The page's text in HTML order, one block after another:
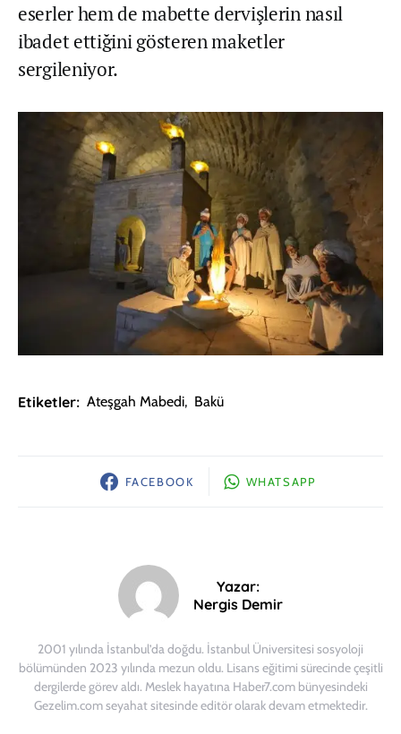
eserler hem de mabette dervişlerin nasıl
ibadet ettiğini gösteren maketler
sergileniyor.
Etiketler: Ateşgah Mabedi, Bakü
FACEBOOK WHATSAPP
Yazar:
Nergis Demir
2001 yılında İstanbul’da doğdu. İstanbul Üniversitesi sosyoloji
bölümünden 2023 yılında mezun oldu. Lisans eğitimi sürecinde çeşitli
dergilerde görev aldı. Meslek hayatına Haber7.com bünyesindeki
Gezelim.com seyahat sitesinde editör olarak devam etmektedir.